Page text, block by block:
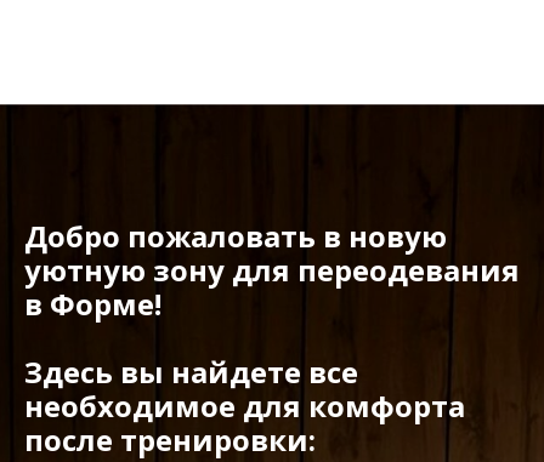
Добро пожаловать в новую
уютную зону для переодевания
в Форме!
Здесь вы найдете все
необходимое для комфорта
после тренировки: